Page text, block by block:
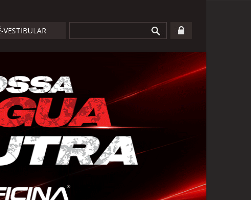
VESTIBULAR